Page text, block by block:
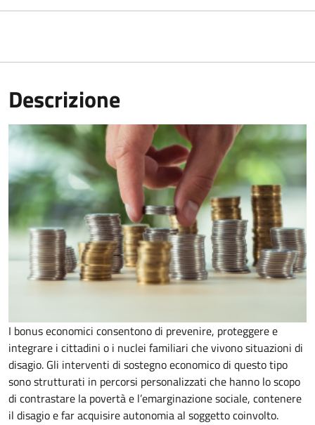
Descrizione
I bonus economici consentono di prevenire, proteggere e
integrare i cittadini o i nuclei familiari che vivono situazioni di
disagio. Gli interventi di sostegno economico di questo tipo
sono strutturati in percorsi personalizzati che hanno lo scopo
di contrastare la povertà e l’emarginazione sociale, contenere
il disagio e far acquisire autonomia al soggetto coinvolto.